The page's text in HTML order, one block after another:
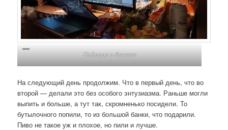
Подарок и банкет
На следующий день продолжим. Что в первый день, что во
второй — делали это без особого энтузиазма. Раньше могли
выпить и больше, а тут так, скромненько посидели. То
бутылочного попили, то из большой банки, что подарили.
Пиво не такое уж и плохое, но пили и лучше.